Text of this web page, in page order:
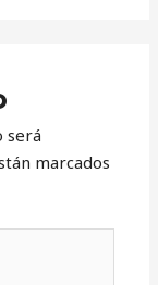
será
marcados